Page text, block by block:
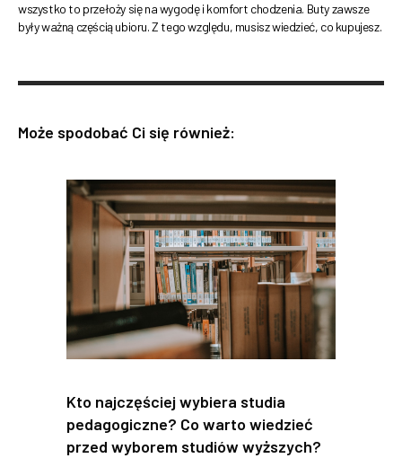
wszystko to przełoży się na wygodę i komfort chodzenia. Buty zawsze
były ważną częścią ubioru. Z tego względu, musisz wiedzieć, co kupujesz.
Może spodobać Ci się również:
Kto najczęściej wybiera studia
pedagogiczne? Co warto wiedzieć
przed wyborem studiów wyższych?